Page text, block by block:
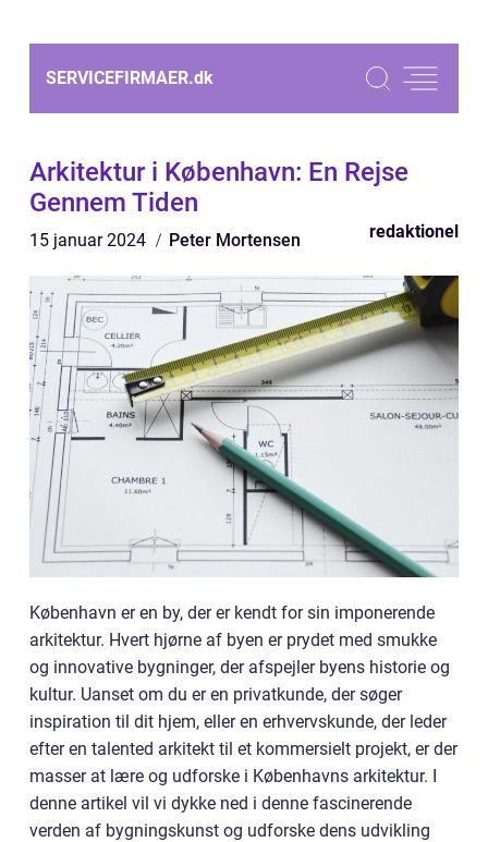
SERVICEFIRMAER.dk
Arkitektur i København: En Rejse
Gennem Tiden
15 januar 2024 Peter Mortensen redaktionel
København er en by, der er kendt for sin imponerende
arkitektur. Hvert hjørne af byen er prydet med smukke
og innovative bygninger, der afspejler byens historie og
kultur. Uanset om du er en privatkunde, der søger
inspiration til dit hjem, eller en erhvervskunde, der leder
efter en talented arkitekt til et kommersielt projekt, er der
masser at lære og udforske i Københavns arkitektur. I
denne artikel vil vi dykke ned i denne fascinerende
verden af bygningskunst og udforske dens udvikling